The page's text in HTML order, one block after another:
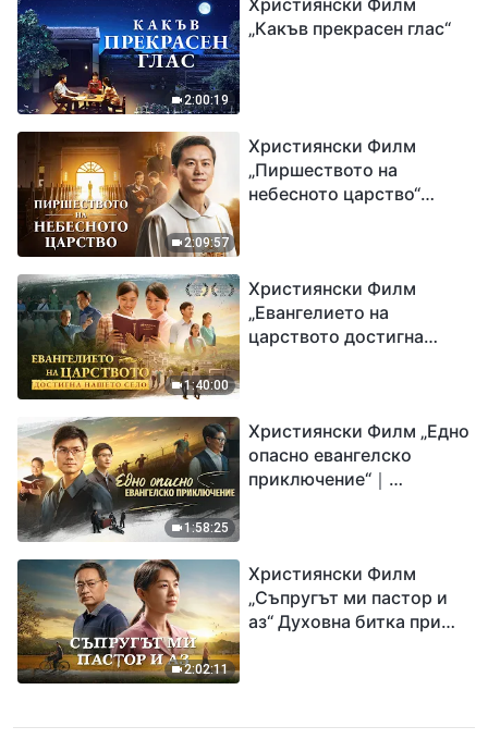
2:00:19
„Какъв прекрасен глас“
2:09:57
Християнски Филм
„Пиршеството на
небесното царство“
1:40:00
Християнски Филм
„Евангелието на
царството достигна
1:58:25
Християнски Филм „Едно
опасно евангелско
приключение“｜
Исус
2:02:11
Християнски Филм
„Съпругът ми пастор и
аз“ Духовна битка при